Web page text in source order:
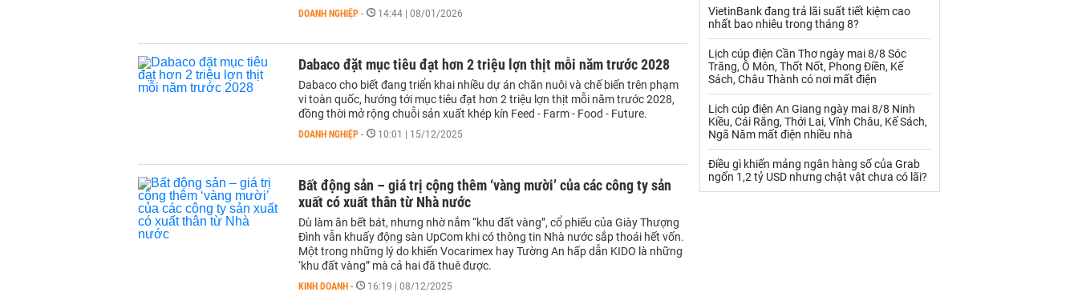
DOANH NGHIỆP - 14:44 | 08/01/2026
Dabaco đặt mục tiêu đạt hơn 2 triệu lợn thịt mỗi năm trước 2028
Dabaco cho biết đang triển khai nhiều dự án chăn nuôi và chế biến trên phạm
vi toàn quốc, hướng tới mục tiêu đạt hơn 2 triệu lợn thịt mỗi năm trước 2028,
đồng thời mở rộng chuỗi sản xuất khép kín Feed - Farm - Food - Future.
DOANH NGHIỆP - 10:01 | 15/12/2025
Bất động sản – giá trị cộng thêm ‘vàng mười’ của các công ty sản
xuất có xuất thân từ Nhà nước
Dù làm ăn bết bát, nhưng nhờ nắm “khu đất vàng”, cổ phiếu của Giày Thượng
Đình vẫn khuấy động sàn UpCom khi có thông tin Nhà nước sắp thoái hết vốn.
Một trong những lý do khiến Vocarimex hay Tường An hấp dẫn KIDO là những
‘khu đất vàng” mà cả hai đã thuê được.
KINH DOANH - 16:19 | 08/12/2025
Thủy hải sản khác Tôm
Xăng dầu
Xi măng - Clynker
VietinBank đang trả lãi suất tiết kiệm cao
nhất bao nhiêu trong tháng 8?
Lịch cúp điện Cần Thơ ngày mai 8/8 Sóc
Trăng, Ô Môn, Thốt Nốt, Phong Điền, Kế
Sách, Châu Thành có nơi mất điện
Lịch cúp điện An Giang ngày mai 8/8 Ninh
Kiều, Cái Răng, Thới Lai, Vĩnh Châu, Kế Sách,
Ngã Năm mất điện nhiều nhà
Điều gì khiến mảng ngân hàng số của Grab
ngốn 1,2 tỷ USD nhưng chật vật chưa có lãi?